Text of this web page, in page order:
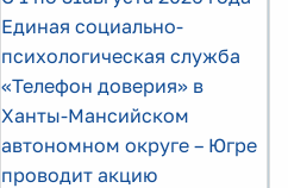
Единая социально-
психологическая служба
«Телефон доверия» в
Ханты-Мансийском
автономном округе – Югре
проводит акцию